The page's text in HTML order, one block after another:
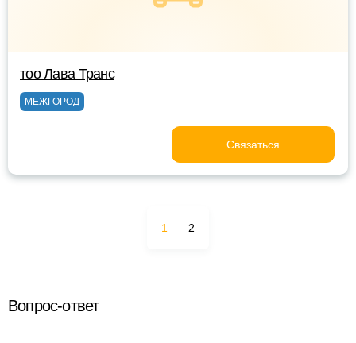
тоо Лава Транс
МЕЖГОРОД
Связаться
1 2
Вопрос-ответ